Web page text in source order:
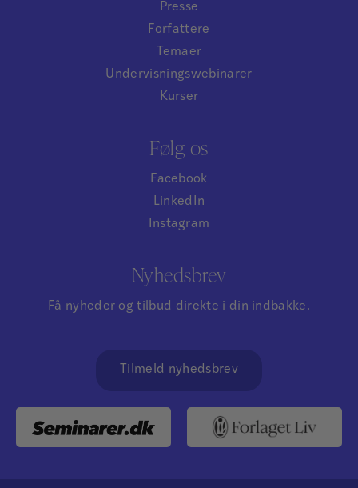
Presse
Forfattere
Temaer
Undervisningswebinarer
Kurser
Følg os
Facebook
LinkedIn
Instagram
Nyhedsbrev
Få nyheder og tilbud direkte i din indbakke.
Tilmeld nyhedsbrev